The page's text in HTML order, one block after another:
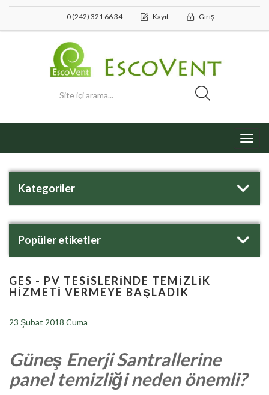
0 (242) 321 66 34 Kayıt Giriş
Kategoriler
Popüler etiketler
GES - PV TESISLERINDE TEMIZLIK
HIZMETI VERMEYE BAŞLADIK
23 Şubat 2018 Cuma
Güneş Enerji Santrallerine
panel temizliği neden önemli?